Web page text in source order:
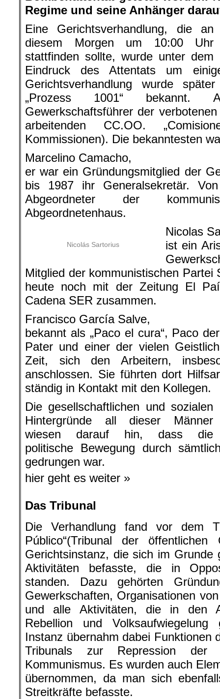
Regime und seine Anhänger
Eine Gerichtsverhandlung, die an
diesem Morgen um 10:00 Uhr
stattfinden sollte, wurde unter dem
Eindruck des Attentats um
Gerichtsverhandlung wurde
„Prozess 1001“ bekannt.
Gewerkschaftsführer der
arbeitenden CC.OO.
Kommissionen). Die bekanntesten
Marcelino Camacho,
er war ein Gründungsmitglied der
bis 1987 ihr Generalsekretär.
Abgeordneter der
Abgeordnetenhaus.
Nicolás Sartorius
Nicolas
ist ein
Mitglied der kommunistischen Partei
heute noch mit der Zeitung El
Cadena SER zusammen.
Francisco García Salve,
bekannt als „Paco el cura“, Paco
Pater und einer der vielen
Zeit, sich den Arbeitern,
anschlossen. Sie führten dort
ständig in Kontakt mit den Kollegen.
Die gesellschaftlichen und sozialen
Hintergründe all dieser Männer
wiesen darauf hin, dass die
politische Bewegung durch
gedrungen war.
hier geht es weiter »
Das Tribunal
Die Verhandlung fand vor dem
Público“(Tribunal der
Gerichtsinstanz, die sich im Grunde
Aktivitäten befasste, die in
standen. Dazu gehörten
Gewerkschaften, Organisationen
und alle Aktivitäten, die in den
Rebellion und
Instanz übernahm dabei Funktionen
Tribunals zur Repression der
Kommunismus. Es wurden auch
übernommen, da man sich
Streitkräfte befasste.